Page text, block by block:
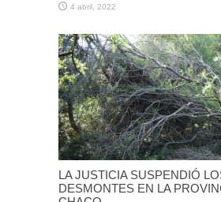
4 abril, 2022
LA JUSTICIA SUSPENDIÓ
DESMONTES EN LA